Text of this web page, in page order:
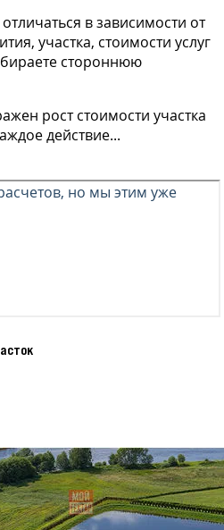
в зависимости от
участка, стоимости услуг
стороннюю
рост стоимости участка
действие...